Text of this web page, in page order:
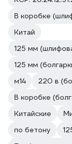
Покупал на ВИ.
работать. №
В коробке
Китай
125 мм
125 мм
м14
220 в
В коробке
Китайские
по бетону